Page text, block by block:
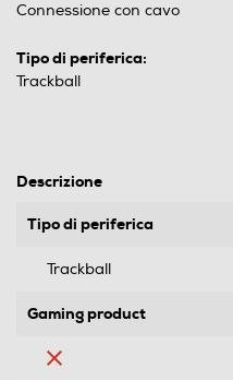
Connessione con cavo
Tipo di periferica:
Trackball
Descrizione
Tipo di periferica
Trackball
Gaming product